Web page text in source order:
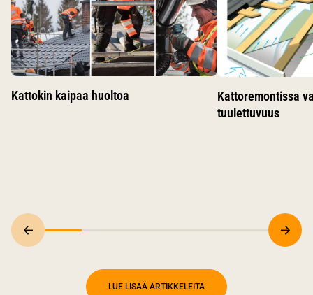
Kattokin kaipaa huoltoa
Kattoremontissa
tuulettuvuus
LUE LISÄÄ ARTIKKELEITA